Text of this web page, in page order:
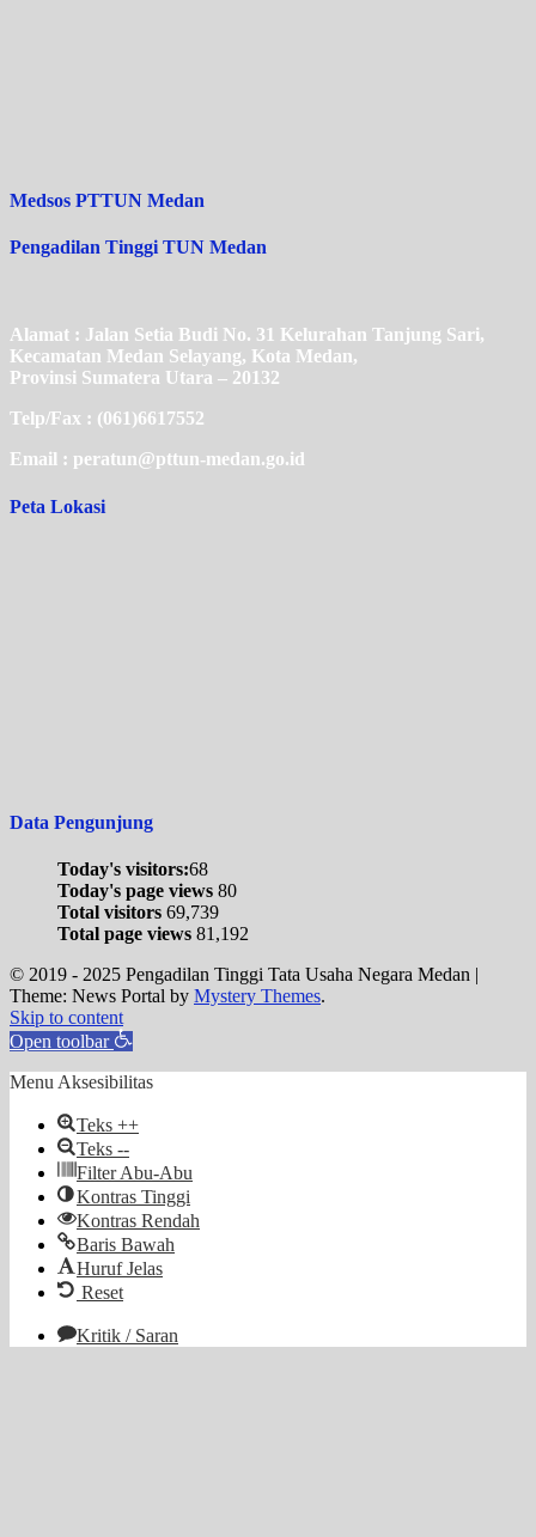
Medsos PTTUN Medan
Pengadilan Tinggi TUN Medan
Alamat : Jalan Setia Budi No. 31 Kelurahan Tanjung Sari,
Kecamatan Medan Selayang, Kota Medan,
Provinsi Sumatera Utara – 20132
Telp/Fax : (061)6617552
Email : peratun@pttun-medan.go.id
Peta Lokasi
Data Pengunjung
Today's visitors:68
Today's page views 80
Total visitors 69,739
Total page views 81,192
© 2019 - 2025 Pengadilan Tinggi Tata Usaha Negara Medan
Theme: News Portal by Mystery Themes.
Skip to content
Open toolbar
Menu Aksesibilitas
Teks ++
Teks --
Filter Abu-Abu
Kontras Tinggi
Kontras Rendah
Baris Bawah
Huruf Jelas
Reset
Kritik / Saran